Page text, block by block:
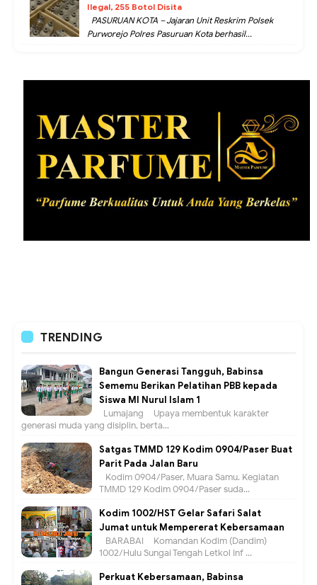
Ilegal, 255 Botol Disita
PASURUAN KOTA – Jajaran Unit Reskrim Polsek
Purworejo Polres Pasuruan Kota berhasil...
TRENDING
Bangun Generasi Tangguh, Babinsa
Sememu Berikan Pelatihan PBB kepada
Siswa MI Nurul Islam 1
Lumajang – Upaya membentuk karakter
generasi muda yang disiplin, berta...
Satgas TMMD 129 Kodim 0904/Paser Buat
Parit Pada Jalan Baru
Kodim 0904/Paser, Muara Samu. Kegiatan
TMMD 129 Kodim 0904/Paser suda...
Kodim 1002/HST Gelar Safari Salat
Jumat untuk Mempererat Kebersamaan
BARABAI – Komandan Kodim (Dandim)
1002/Hulu Sungai Tengah Letkol Inf ...
Perkuat Kebersamaan, Babinsa